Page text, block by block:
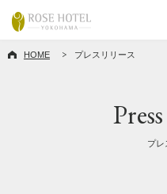
HOME プレスリリース
プレ